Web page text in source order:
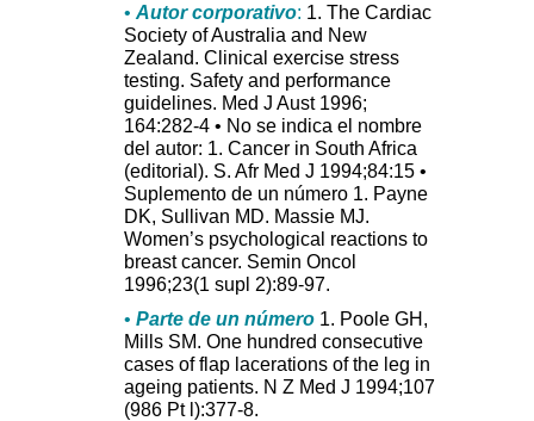
• Autor corporativo: 1. The Cardiac
Society of Australia and New
Zealand. Clinical exercise stress
testing. Safety and performance
guidelines. Med J Aust 1996;
164:282-4 • No se indica el nombre
del autor: 1. Cancer in South Africa
(editorial). S. Afr Med J 1994;84:15 •
Suplemento de un número 1. Payne
DK, Sullivan MD. Massie MJ.
Women’s psychological reactions to
breast cancer. Semin Oncol
1996;23(1 supl 2):89-97.
• Parte de un número 1. Poole GH,
Mills SM. One hundred consecutive
cases of flap lacerations of the leg in
ageing patients. N Z Med J 1994;107
(986 Pt l):377-8.